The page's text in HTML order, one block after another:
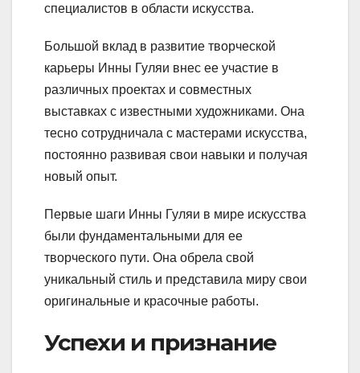
специалистов в области искусства.
Большой вклад в развитие творческой
карьеры Инны Гуляи внес ее участие в
различных проектах и совместных
выставках с известными художниками. Она
тесно сотрудничала с мастерами искусства,
постоянно развивая свои навыки и получая
новый опыт.
Первые шаги Инны Гуляи в мире искусства
были фундаментальными для ее
творческого пути. Она обрела свой
уникальный стиль и представила миру свои
оригинальные и красочные работы.
Успехи и признание